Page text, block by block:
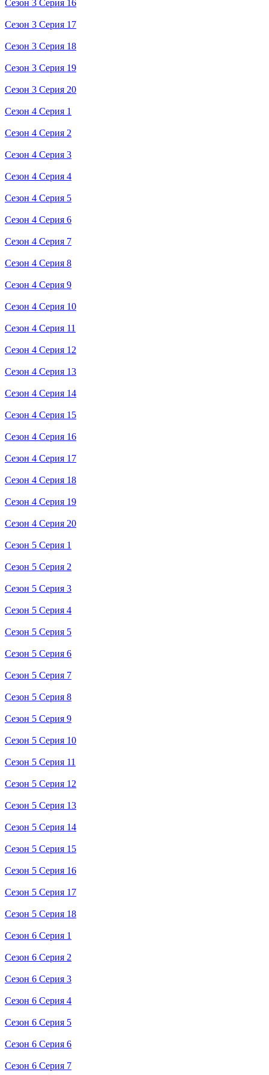
Сезон 3 Серия 16
Сезон 3 Серия 17
Сезон 3 Серия 18
Сезон 3 Серия 19
Сезон 3 Серия 20
Сезон 4 Серия 1
Сезон 4 Серия 2
Сезон 4 Серия 3
Сезон 4 Серия 4
Сезон 4 Серия 5
Сезон 4 Серия 6
Сезон 4 Серия 7
Сезон 4 Серия 8
Сезон 4 Серия 9
Сезон 4 Серия 10
Сезон 4 Серия 11
Сезон 4 Серия 12
Сезон 4 Серия 13
Сезон 4 Серия 14
Сезон 4 Серия 15
Сезон 4 Серия 16
Сезон 4 Серия 17
Сезон 4 Серия 18
Сезон 4 Серия 19
Сезон 4 Серия 20
Сезон 5 Серия 1
Сезон 5 Серия 2
Сезон 5 Серия 3
Сезон 5 Серия 4
Сезон 5 Серия 5
Сезон 5 Серия 6
Сезон 5 Серия 7
Сезон 5 Серия 8
Сезон 5 Серия 9
Сезон 5 Серия 10
Сезон 5 Серия 11
Сезон 5 Серия 12
Сезон 5 Серия 13
Сезон 5 Серия 14
Сезон 5 Серия 15
Сезон 5 Серия 16
Сезон 5 Серия 17
Сезон 5 Серия 18
Сезон 6 Серия 1
Сезон 6 Серия 2
Сезон 6 Серия 3
Сезон 6 Серия 4
Сезон 6 Серия 5
Сезон 6 Серия 6
Сезон 6 Серия 7